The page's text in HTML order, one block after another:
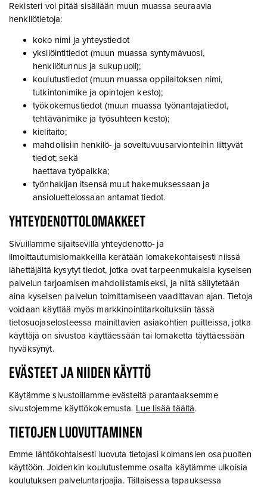
Rekisteri voi pitää sisällään muun muassa seuraavia
henkilötietoja:
koko nimi ja yhteystiedot
yksilöintitiedot (muun muassa syntymävuosi,
henkilötunnus ja sukupuoli);
koulutustiedot (muun muassa oppilaitoksen nimi,
tutkintonimike ja opintojen kesto);
työkokemustiedot (muun muassa työnantajatiedot,
tehtävänimike ja työsuhteen kesto);
kielitaito;
mahdollisiin henkilö- ja soveltuvuusarvionteihin liittyvät
tiedot; sekä
haettava työpaikka;
työnhakijan itsensä muut hakemuksessaan ja
ansioluettelossaan antamat tiedot.
YHTEYDENOTTOLOMAKKEET
Sivuillamme sijaitsevilla yhteydenotto- ja
ilmoittautumislomakkeilla kerätään lomakekohtaisesti niissä
lähettäjältä kysytyt tiedot, jotka ovat tarpeenmukaisia kyseisen
palvelun tarjoamisen mahdollistamiseksi, ja niitä säilytetään
aina kyseisen palvelun toimittamiseen vaadittavan ajan. Tietoja
voidaan käyttää myös markkinointitarkoituksiin tässä
tietosuojaselosteessa mainittavien asiakohtien puitteissa, jotka
käyttäjä on sivustoa käyttäessään tai lomaketta täyttäessään
hyväksynyt.
EVÄSTEET JA NIIDEN KÄYTTÖ
Käytämme sivustoillamme evästeitä parantaaksemme
sivustojemme käyttökokemusta. Lue lisää täältä.
TIETOJEN LUOVUTTAMINEN
Emme lähtökohtaisesti luovuta tietojasi kolmansien osapuolten
käyttöön. Joidenkin koulutustemme osalta käytämme ulkoisia
koulutuksen palveluntarjoajia. Tällaisessa tapauksessa